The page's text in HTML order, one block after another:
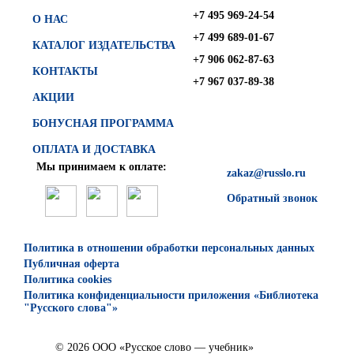
О НАС
КАТАЛОГ ИЗДАТЕЛЬСТВА
КОНТАКТЫ
АКЦИИ
БОНУСНАЯ ПРОГРАММА
ОПЛАТА И ДОСТАВКА
+7 495 969-24-54
+7 499 689-01-67
+7 906 062-87-63
+7 967 037-89-38
zakaz@russlo.ru
Обратный звонок
Мы принимаем к оплате:
Политика в отношении обработки персональных данных
Публичная оферта
Политика cookies
Политика конфиденциальности приложения «Библиотека
"Русского слова"»
© 2026 ООО «Русское слово — учебник»